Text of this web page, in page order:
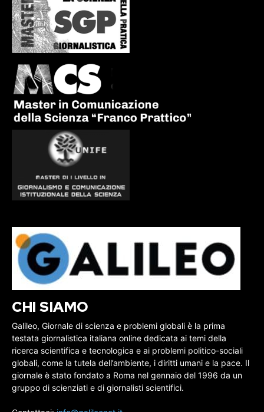
CHI SIAMO
Galileo, Giornale di scienza e problemi globali è la prima
testata giornalistica italiana online dedicata ai temi della
ricerca scientifica e tecnologica e ai problemi politico-sociali
globali, come la tutela dell’ambiente, i diritti umani e la pace. Il
giornale è stato fondato a Roma nel gennaio del 1996 da un
gruppo di scienziati e di giornalisti scientifici.